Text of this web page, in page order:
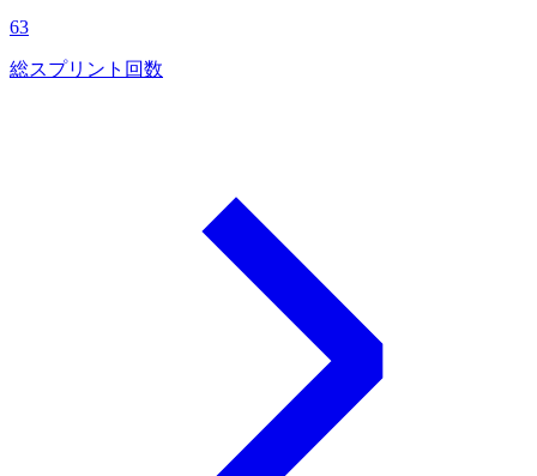
63
総スプリント回数